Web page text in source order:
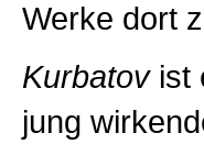
Werke dort
Kurbatovist
jung